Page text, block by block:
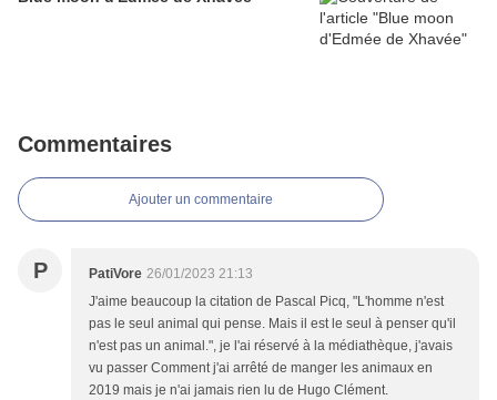
Commentaires
Ajouter un commentaire
P PatiVore 26/01/2023 21:13
J'aime beaucoup la citation de Pascal Picq, "L'homme n'est
pas le seul animal qui pense. Mais il est le seul à penser qu'il
n'est pas un animal.", je l'ai réservé à la médiathèque, j'avais
vu passer Comment j'ai arrêté de manger les animaux en
2019 mais je n'ai jamais rien lu de Hugo Clément.